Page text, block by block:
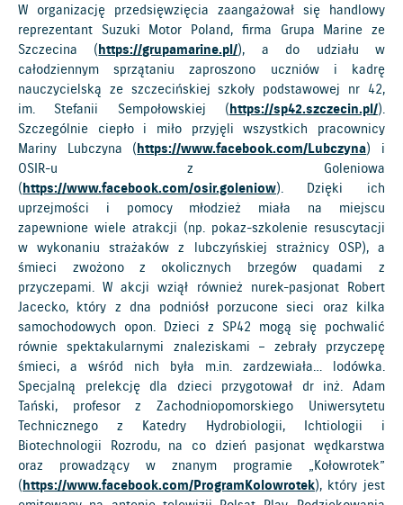
W organizację przedsięwzięcia zaangażował się handlowy
reprezentant Suzuki Motor Poland, firma Grupa Marine ze
Szczecina (https://grupamarine.pl/), a do udziału w
całodziennym sprzątaniu zaproszono uczniów i kadrę
nauczycielską ze szczecińskiej szkoły podstawowej nr 42,
im. Stefanii Sempołowskiej (https://sp42.szczecin.pl/).
Szczególnie ciepło i miło przyjęli wszystkich pracownicy
Mariny Lubczyna (https://www.facebook.com/Lubczyna) i
OSIR-u z Goleniowa
(https://www.facebook.com/osir.goleniow). Dzięki ich
uprzejmości i pomocy młodzież miała na miejscu
zapewnione wiele atrakcji (np. pokaz-szkolenie resuscytacji
w wykonaniu strażaków z lubczyńskiej strażnicy OSP), a
śmieci zwożono z okolicznych brzegów quadami z
przyczepami. W akcji wziął również nurek-pasjonat Robert
Jacecko, który z dna podniósł porzucone sieci oraz kilka
samochodowych opon. Dzieci z SP42 mogą się pochwalić
równie spektakularnymi znaleziskami – zebrały przyczepę
śmieci, a wśród nich była m.in. zardzewiała… lodówka.
Specjalną prelekcję dla dzieci przygotował dr inż. Adam
Tański, profesor z Zachodniopomorskiego Uniwersytetu
Technicznego z Katedry Hydrobiologii, Ichtiologii i
Biotechnologii Rozrodu, na co dzień pasjonat wędkarstwa
oraz prowadzący w znanym programie „Kołowrotek”
(https://www.facebook.com/ProgramKolowrotek), który jest